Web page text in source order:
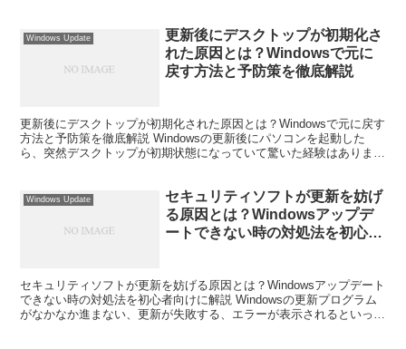
Windows Update
更新後にデスクトップが初期化さ
れた原因とは？Windowsで元に
戻す方法と予防策を徹底解説
更新後にデスクトップが初期化された原因とは？Windowsで元に戻す
方法と予防策を徹底解説 Windowsの更新後にパソコンを起動した
ら、突然デスクトップが初期状態になっていて驚いた経験はありませ
Windows Update
セキュリティソフトが更新を妨げ
る原因とは？Windowsアップデ
ートできない時の対処法を初心者
セキュリティソフトが更新を妨げる原因とは？Windowsアップデート
できない時の対処法を初心者向けに解説 Windowsの更新プログラム
がなかなか進まない、更新が失敗する、エラーが表示されるといった